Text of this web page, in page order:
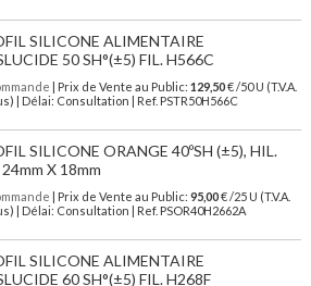
SILICONE ALIMENTAIRE
50 SH°(±5) FIL. H566C
| Prix de Vente au Public: 129,50€ /50 U (T.V.A.
| Délai: Consultation | Ref. PSTR50H566C
SILICONE ORANGE 40ºSH (±5), HIL.
X 18mm
| Prix de Vente au Public: 95,00€ /25 U (T.V.A.
| Délai: Consultation | Ref. PSOR40H2662A
SILICONE ALIMENTAIRE
60 SH°(±5) FIL. H268F